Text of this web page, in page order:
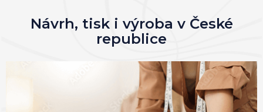
Návrh, tisk i výroba v České
republice